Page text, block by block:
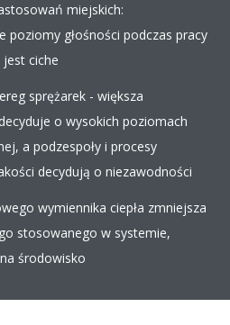
miejskich:
poziomy głośności podczas pracy
ciche
sprężarek - większa
o wysokich poziomach
a podzespoły i procesy
decydują o niezawodności
wymiennika ciepła zmniejsza
stosowanego w systemie,
środowisko